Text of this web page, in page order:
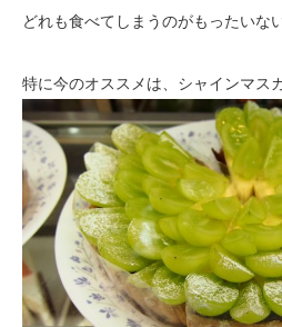
どれも食べてしまうのがもったいな
特に今のオススメは、シャインマス